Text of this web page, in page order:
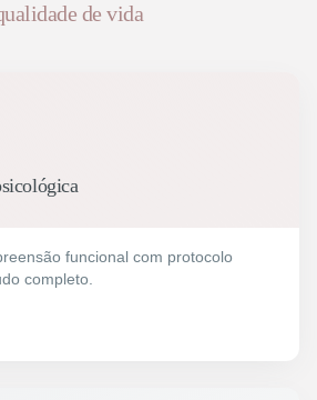
de vida
funcional com protocolo
completo.